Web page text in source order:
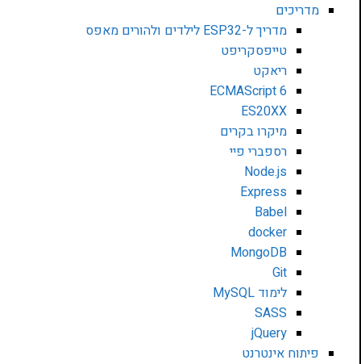
מדריכים
מדריך ל-ESP32 לילדים ולהורים מאפס
טייפסקריפט
ריאקט
ECMAScript 6
ES20XX
מיקרו בקרים
רספברי פיי
Node.js
Express
Babel
docker
MongoDB
Git
לימוד MySQL
SASS
jQuery
פיתוח אינטרנט